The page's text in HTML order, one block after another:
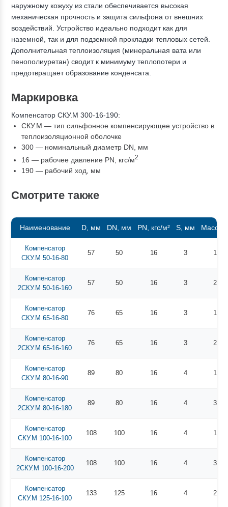
наружному кожуху из стали обеспечивается высокая
механическая прочность и защита сильфона от внешних
воздействий. Устройство идеально подходит как для
наземной, так и для подземной прокладки тепловых сетей.
Дополнительная теплоизоляция (минеральная вата или
пенополиуретан) сводит к минимуму теплопотери и
предотвращает образование конденсата.
Маркировка
Компенсатор СКУ.М 300-16-190:
СКУ.М — тип сильфонное компенсирующее устройство в
теплоизоляционной оболочке
300 — номинальный диаметр DN, мм
16 — рабочее давление PN, кгc/м2
190 — рабочий ход, мм
Смотрите также
Наименование D, мм DN, мм PN, кгс/м² S, мм Масса,
Компенсатор
СКУ.М 50-16-80
57 50 16 3 13
Компенсатор
2СКУ.М 50-16-160
57 50 16 3 22
Компенсатор
СКУ.М 65-16-80
76 65 16 3 14
Компенсатор
2СКУ.М 65-16-160
76 65 16 3 26
Компенсатор
СКУ.М 80-16-90
89 80 16 4 17
Компенсатор
2СКУ.М 80-16-180
89 80 16 4 31
Компенсатор
СКУ.М 100-16-100
108 100 16 4 19
Компенсатор
2СКУ.М 100-16-200
108 100 16 4 38
Компенсатор
СКУ.М 125-16-100
133 125 16 4 25